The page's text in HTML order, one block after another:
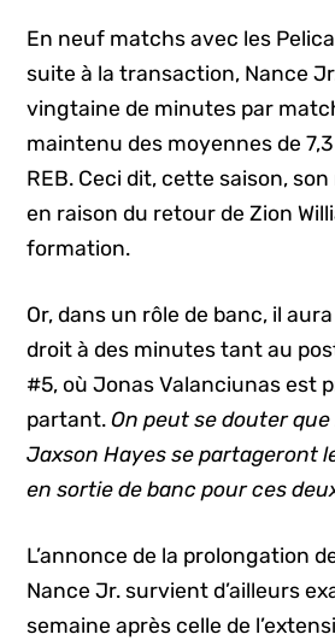
En neuf matchs avec les
suite à la transaction, Nance
vingtaine de minutes par
maintenu des moyennes de
REB. Ceci dit, cette saison,
en raison du retour de Zion
formation.
Or, dans un rôle de banc, il
droit à des minutes tant au
#5, où Jonas Valanciunas est
partant.On peut se douter
Jaxson Hayes se partageront
en sortie de banc pour ces
L’annonce de la prolongation
Nance Jr. survient d’ailleurs
semaine après celle de